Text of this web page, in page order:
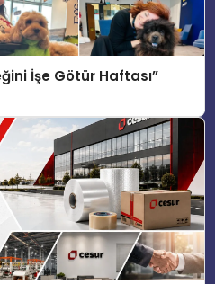
İşe Götür Haftası”